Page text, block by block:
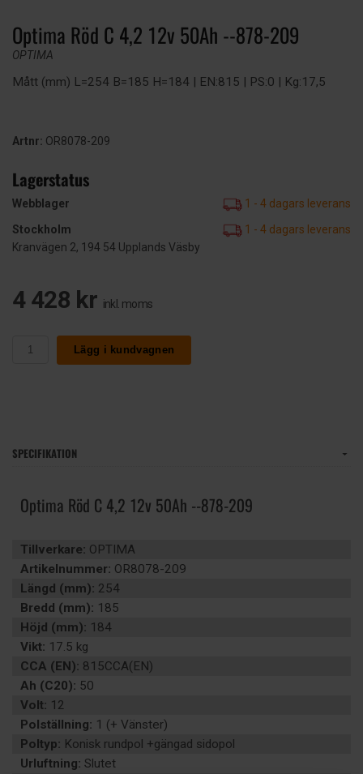
Optima Röd C 4,2 12v 50Ah --878-209
OPTIMA
Mått (mm) L=254 B=185 H=184 | EN:815 | PS:0 | Kg:17,5
Artnr: OR8078-209
Lagerstatus
Webblager
1 - 4 dagars leverans
Stockholm
1 - 4 dagars leverans
Kranvägen 2, 194 54 Upplands Väsby
4 428 kr inkl. moms
Lägg i kundvagnen
SPECIFIKATION
Optima Röd C 4,2 12v 50Ah --878-209
Tillverkare: OPTIMA
Artikelnummer: OR8078-209
Längd (mm): 254
Bredd (mm): 185
Höjd (mm): 184
Vikt: 17.5 kg
CCA (EN): 815CCA(EN)
Ah (C20): 50
Volt: 12
Polställning: 1 (+ Vänster)
Poltyp: Konisk rundpol +gängad sidopol
Urluftning: Slutet